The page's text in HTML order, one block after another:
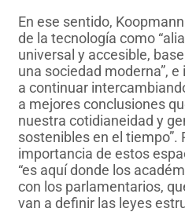
En ese sentido,
de la tecnología como
universal y accesible,
una sociedad moderna”,
a continuar
a mejores conclusiones
nuestra cotidianeidad y
sostenibles en el tiempo”.
importancia de estos
“es aquí donde los
con los parlamentarios,
van a definir las leyes